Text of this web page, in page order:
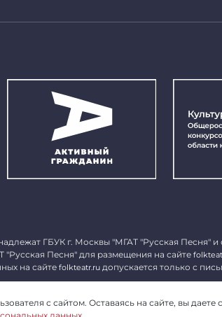
ГБУК г. Москвы "МГАТ "Русская Песня" и
Песня" для размещения на сайте
на сайте folkteatr.ru допускается только с
с сайтом. Оставаясь на сайте, вы
данных